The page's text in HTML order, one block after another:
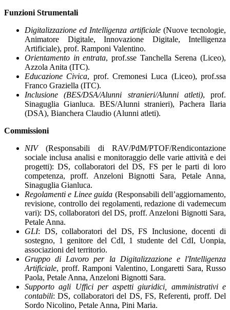
Funzioni Strumentali
Digitalizzazione ed Intelligenza artificiale (Nuove tecnologie,
Animatore Digitale, Innovazione Digitale, Intelligenza
Artificiale), prof. Ramponi Valentino.
Orientamento in entrata, prof.sse Tanchella Serena (Liceo),
Azzola Anita (ITC).
Educazione Civica, prof. Cremonesi Luca (Liceo), prof.ssa
Franco Graziella (ITC).
Inclusione (BES/DSA/Alunni stranieri/Alunni atleti), prof.
Sinaguglia Gianluca. BES/Alunni stranieri), Pachera Ilaria
(DSA), Bianchera Claudio (Alunni atleti).
Commissioni
NIV
(Responsabili di RAV/PdM/PTOF/Rendicontazione
sociale inclusa analisi e monitoraggio delle varie attività e dei
progetti): DS, collaboratori del DS, FS per le parti di loro
competenza, proff. Anzeloni Bignotti Sara, Petale Anna,
Sinaguglia Gianluca.
Regolamenti e Linee guida (Responsabili dell’aggiornamento,
revisione, controllo dei regolamenti, redazione di vademecum
vari): DS, collaboratori del DS, proff. Anzeloni Bignotti Sara,
Petale Anna.
GLI: DS, collaboratori del DS, FS Inclusione, docenti di
sostegno, 1 genitore del CdI, 1 studente del CdI, Uonpia,
associazioni del territorio.
Gruppo di Lavoro per la Digitalizzazione e l'Intelligenza
Artificiale, proff. Ramponi Valentino, Longaretti Sara, Russo
Paola, Petale Anna, Anzeloni Bignotti Sara.
Supporto agli Uffici per aspetti giuridici, amministrativi e
contabili: DS, collaboratori del DS, FS, Referenti, proff. Del
Sordo Nicolino, Petale Anna, Pini Maria.